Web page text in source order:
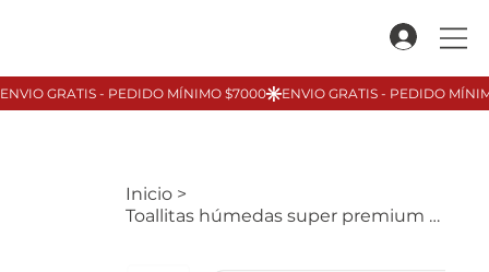
Inicio >
Toallitas húmedas super premium BABYSEC, 40u